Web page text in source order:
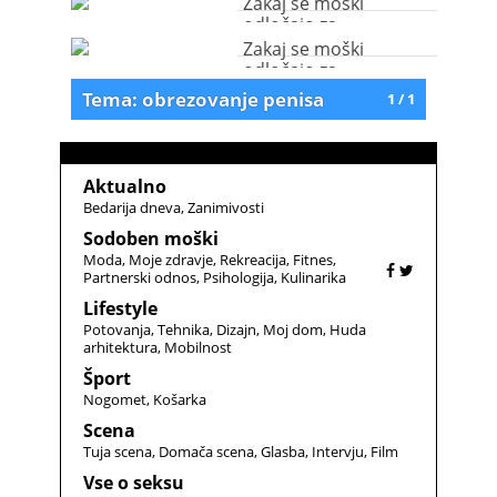
odločajo za
obrezovanje genitalij?
Zakaj se moški
odločajo za
obrezovanje genitalij?
1 / 1
Tema: obrezovanje penisa
Aktualno
Bedarija dneva Zanimivosti
Sodoben moški
Moda Moje zdravje Rekreacija Fitnes
Partnerski odnos Psihologija Kulinarika
Lifestyle
Potovanja Tehnika Dizajn Moj dom Huda
arhitektura Mobilnost
Šport
Nogomet Košarka
Scena
Tuja scena Domača scena Glasba Intervju Film
Vse o seksu